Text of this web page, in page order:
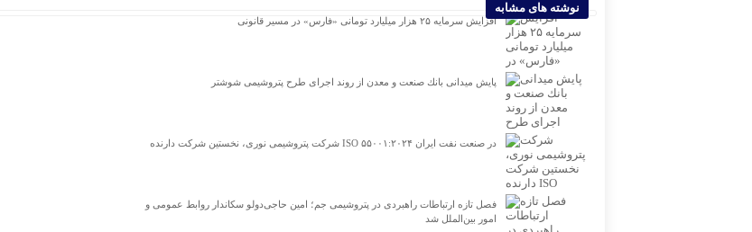
نوشته های مشابه
افزایش سرمایه ۲۵ هزار میلیارد تومانی «فارس» در مسیر قانونی
پایش میدانی بانك صنعت و معدن از روند اجرای طرح پتروشیمی شوشتر
شرکت پتروشیمی نوری، نخستین شرکت دارنده ISO ۵۵۰۰۱:۲۰۲۴ در صنعت نفت ایران
فصل تازه ارتباطات راهبردی در پتروشیمی جم؛ امین حاجی‌دولو سکاندار روابط عمومی و
امور بین‌الملل شد